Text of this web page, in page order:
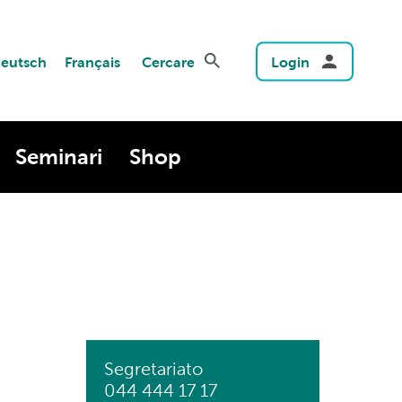
Français Cercare Login
Seminari Shop
Segretariato
044 444 17 17